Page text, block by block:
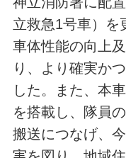
立救急1号車）を
車体性能の向上
り、より確実か
した。また、本
を搭載し、隊員
搬送につなげ、